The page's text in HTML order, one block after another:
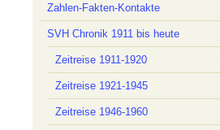
überspringen
Zahlen-Fakten-Kontakte
SVH Chronik 1911 bis heute
Zeitreise 1911-1920
Zeitreise 1921-1945
Zeitreise 1946-1960